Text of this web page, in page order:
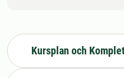
Kursplan och